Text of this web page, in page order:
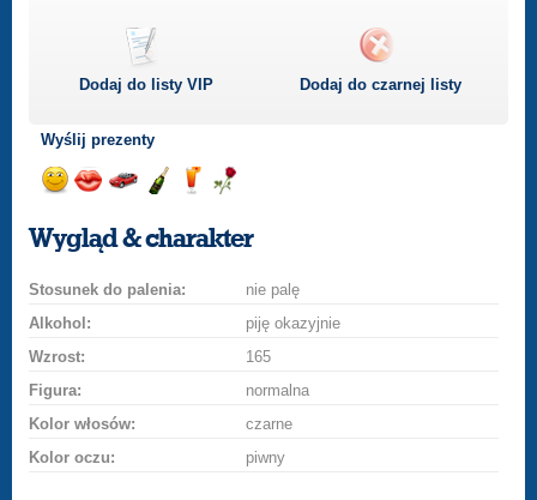
Dodaj do listyVIP Dodaj do czarnej listy
Wyślij prezenty
uśmiech
buziakasamochodem
szampana
drinka
różę
Wygląd & charakter
Stosunek do palenia:
nie palę
Alkohol:
piję okazyjnie
Wzrost:
165
Figura:
normalna
Kolor włosów:
czarne
Kolor oczu:
piwny